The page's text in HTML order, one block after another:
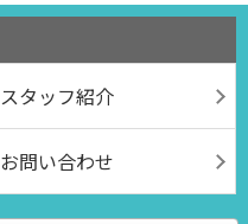
スタッフ紹介
お問い合わせ